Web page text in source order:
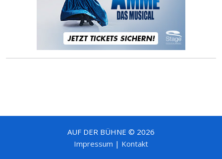
AUF DER BÜHNE © 2026
Impressum | Kontakt